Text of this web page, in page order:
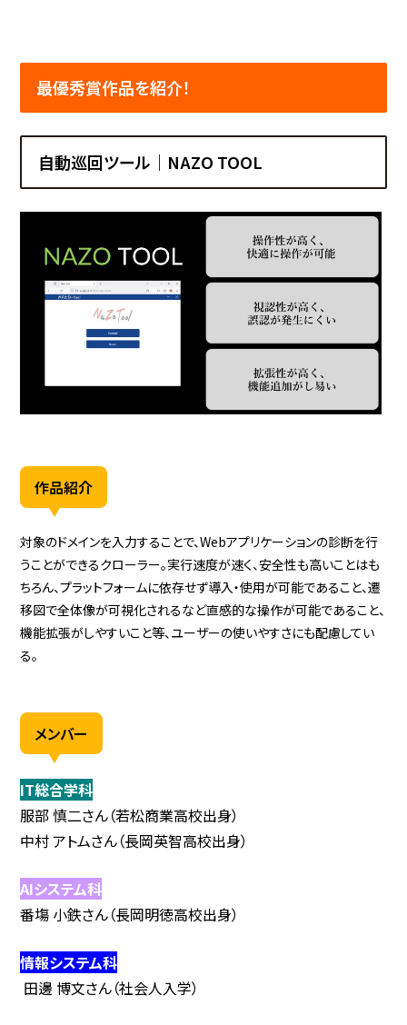
最優秀賞作品を紹介！
自動巡回ツール｜NAZO TOOL
作品紹介
対象のドメインを入力することで、Webアプリケーションの診断を行
うことができるクローラー。実行速度が速く、安全性も高いことはも
ちろん、プラットフォームに依存せず導入・使用が可能であること、遷
移図で全体像が可視化されるなど直感的な操作が可能であること、
機能拡張がしやすいこと等、ユーザーの使いやすさにも配慮してい
る。
メンバー
IT総合学科
服部 慎二さん（若松商業高校出身）
中村 アトムさん（長岡英智高校出身）
AIシステム科
番塲 小鉄さん（長岡明徳高校出身）
情報システム科
田邊 博文さん（社会人入学）